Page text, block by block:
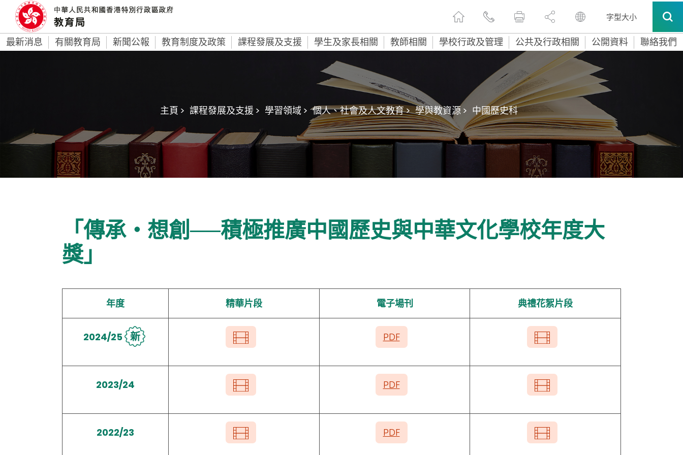
字型大小
最新消息 有關教育局 新聞公報 教育制度及政策 課程發展及支援 學生及家長相關 教師相關 學校行政及管理 公共及行政相關 公開資料 聯絡我們
主頁 > 課程發展及支援 > 學習領域 > 個人、社會及人文教育 > 學與教資源 > 中國歷史科
「傳承・想創──積極推廣中國歷史與中華文化學校年度大
獎」
年度 精華片段 電子場刊 典禮花絮片段
2024/25 新 PDF
2023/24 PDF
2022/23 PDF